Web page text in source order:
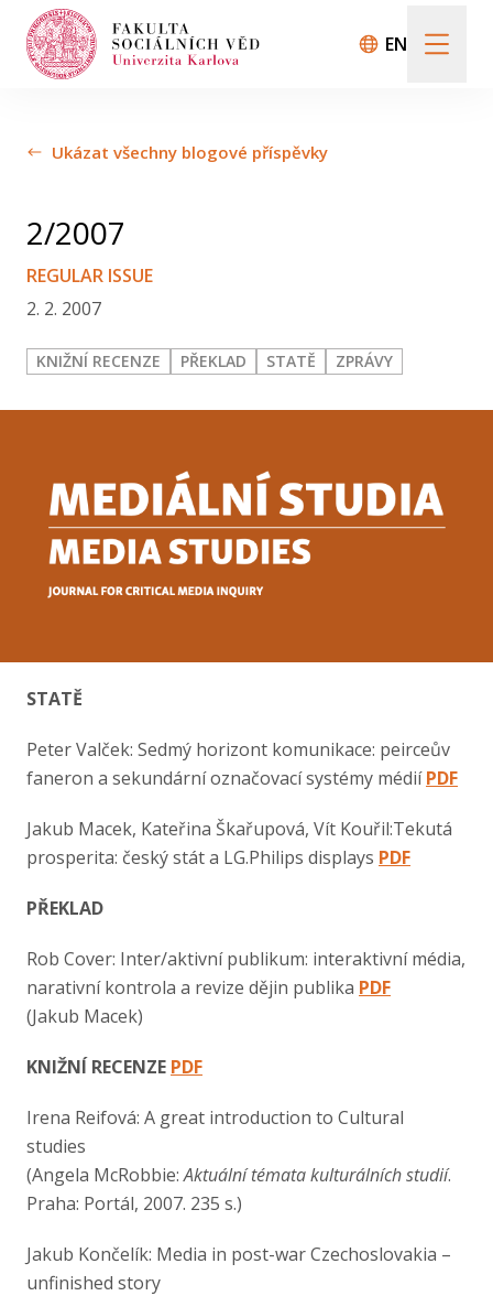
EN
Call for Papers
Nabízení příspěvků
Kontakt
Ukázat všechny blogové příspěvky
2/2007
REGULAR ISSUE
2. 2. 2007
KNIŽNÍ RECENZE PŘEKLAD STATĚ ZPRÁVY
STATĚ
Peter Valček: Sedmý horizont komunikace: peirceův
faneron a sekundární označovací systémy médiíPDF
Jakub Macek, Kateřina Škařupová, Vít Kouřil:Tekutá
prosperita: český stát a LG.Philips displays PDF
PŘEKLAD
Rob Cover: Inter/aktivní publikum: interaktivní média,
narativní kontrola a revize dějin publika PDF
(Jakub Macek)
KNIŽNÍ RECENZE PDF
Irena Reifová: A great introduction to Cultural
studies
(Angela McRobbie:Aktuální témata kulturálních studií.
Praha: Portál, 2007. 235 s.)
Jakub Končelík: Media in post-war Czechoslovakia –
unfinished story